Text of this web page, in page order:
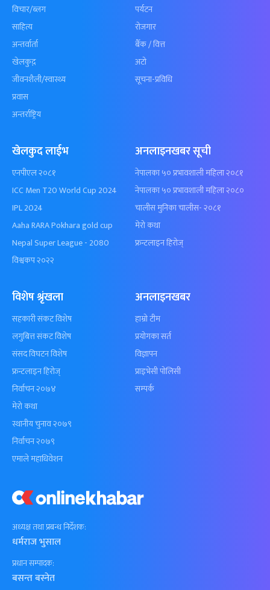
अध्यक्ष तथा प्रबन्ध निर्देशक:
धर्मराज भुसाल
प्रधान सम्पादक:
बसन्त बस्नेत
विचार/ब्लग
साहित्य
अन्तर्वार्ता
खेलकुद़़
जीवनशैली/स्वास्थ्य
प्रवास
अन्तर्राष्ट्रिय
पर्यटन
रोजगार
बैँक / वित्त
अटो
सूचना-प्रविधि
खेलकुद लाईभ
एनपीएल २०८१
ICC Men T20 World Cup 2024
IPL 2024
Aaha RARA Pokhara gold cup
Nepal Super League - 2080
विश्वकप २०२२
अनलाइनखबर सूची
नेपालका ५० प्रभावशाली महिला २०८१
नेपालका ५० प्रभावशाली महिला २०८०
चालीस मुनिका चालीस- २०८१
मेरो कथा
फ्रन्टलाइन हिरोज्
विशेष श्रृंखला
सहकारी संकट विशेष
लगुबित्त संकट विशेष
संसद विघटन विशेष
फ्रन्टलाइन हिरोज्
निर्वाचन २०७४
मेरो कथा
स्थानीय चुनाव २०७९
निर्वाचन २०७९
एमाले महाधिवेशन
अनलाइनखबर
हाम्रो टीम
प्रयोगका सर्त
विज्ञापन
प्राइभेसी पोलिसी
सम्पर्क